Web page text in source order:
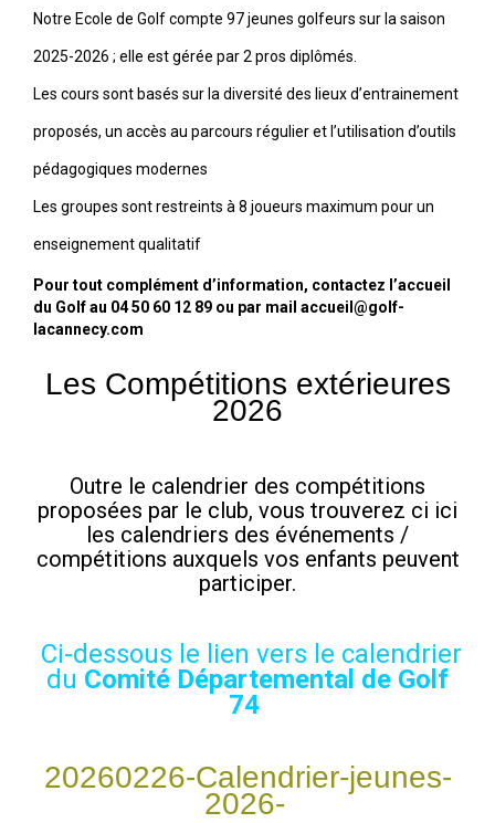
Notre Ecole de Golf compte 97 jeunes golfeurs sur la saison
2025-2026 ; elle est gérée par 2 pros diplômés.
Les cours sont basés sur la diversité des lieux d’entrainement
proposés, un accès au parcours régulier et l’utilisation d’outils
pédagogiques modernes
Les groupes sont restreints à 8 joueurs maximum pour un
enseignement qualitatif
Pour tout complément d’information, contactez l’accueil
du Golfau 04 50 60 12 89 ou par mail accueil@golf-
lacannecy.com
Les Compétitions extérieures
2026
Outre le calendrier des compétitions
proposées par le club, vous trouverez ci ici
les calendriers des événements /
compétitions auxquels vos enfants peuvent
participer.
Ci-dessous le lien vers le calendrier
du Comité Départemental de Golf
74
20260226-Calendrier-jeunes-
2026-